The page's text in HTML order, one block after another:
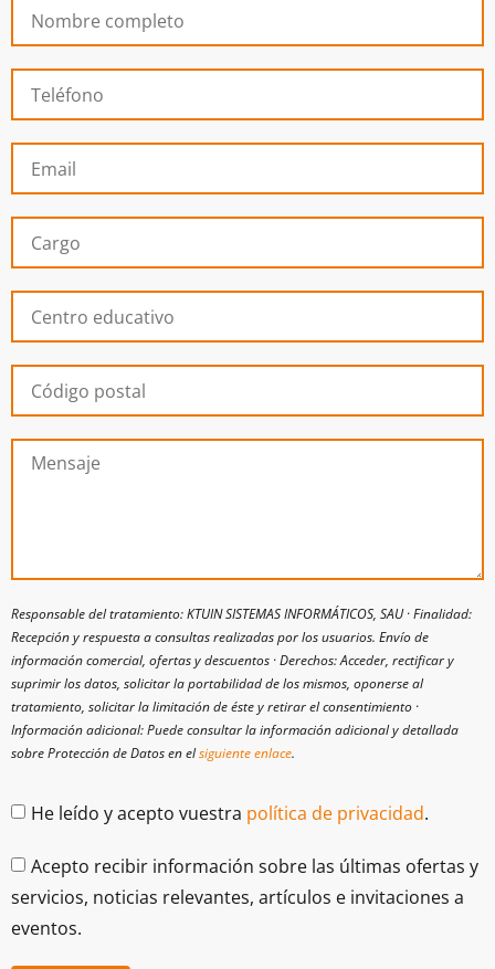
Responsable del tratamiento: KTUIN SISTEMAS INFORMÁTICOS, SAU · Finalidad:
Recepción y respuesta a consultas realizadas por los usuarios. Envío de
información comercial, ofertas y descuentos · Derechos: Acceder, rectificar y
suprimir los datos, solicitar la portabilidad de los mismos, oponerse al
tratamiento, solicitar la limitación de éste y retirar el consentimiento ·
Información adicional: Puede consultar la información adicional y detallada
sobre Protección de Datos en elsiguiente enlace.
He leído y acepto vuestra política de privacidad.
Acepto recibir información sobre las últimas ofertas y
servicios, noticias relevantes, artículos e invitaciones a
eventos.